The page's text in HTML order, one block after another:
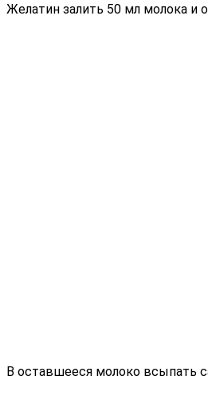
Желатин залить 50 мл молока и
В оставшееся молоко всыпать